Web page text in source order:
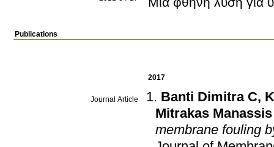
Publications
2017
Journal Article Banti Dimitra C,
Mitrakas Manassis
membrane fouling